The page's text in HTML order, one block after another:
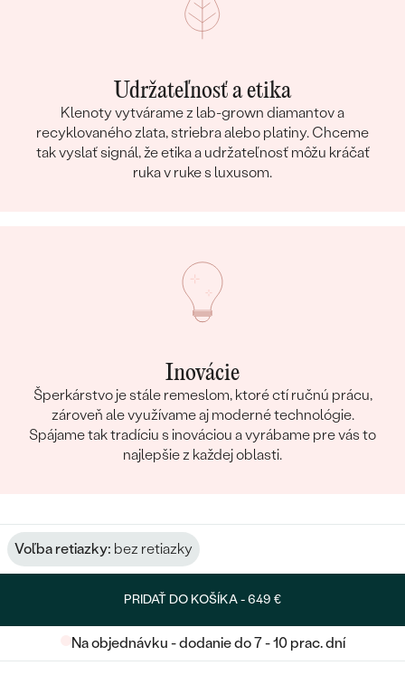
Udržateľnosť a etika
Klenoty vytvárame z lab-grown diamantov a
recyklovaného zlata, striebra alebo platiny. Chceme
tak vyslať signál, že etika a udržateľnosť môžu kráčať
ruka v ruke s luxusom.
Inovácie
Šperkárstvo je stále remeslom, ktoré ctí ručnú prácu,
zároveň ale využívame aj moderné technológie.
Spájame tak tradíciu s inováciou a vyrábame pre vás to
najlepšie z každej oblasti.
Voľba retiazky: bez retiazky
PRIDAŤ DO KOŠÍKA -649 €
Na objednávku - dodanie do 7 - 10 prac. dní